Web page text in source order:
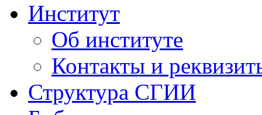
Институт
Об институте
Контакты и
Структура СГИИ